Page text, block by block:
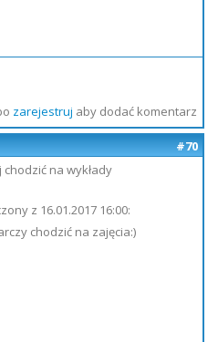
zarejestruj aby dodać komentarz
#70
chodzić na wykłady
z 16.01.2017 16:00:
chodzić na zajęcia:)